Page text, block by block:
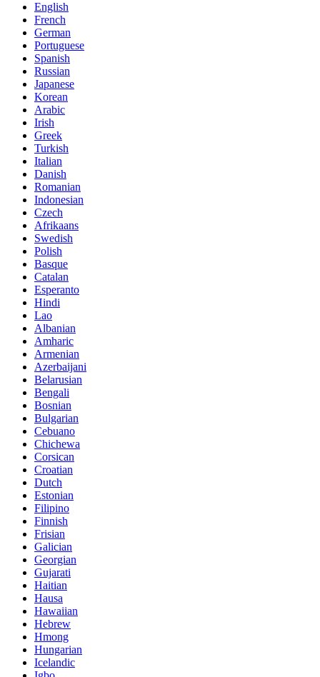
English
French
German
Portuguese
Spanish
Russian
Japanese
Korean
Arabic
Irish
Greek
Turkish
Italian
Danish
Romanian
Indonesian
Czech
Afrikaans
Swedish
Polish
Basque
Catalan
Esperanto
Hindi
Lao
Albanian
Amharic
Armenian
Azerbaijani
Belarusian
Bengali
Bosnian
Bulgarian
Cebuano
Chichewa
Corsican
Croatian
Dutch
Estonian
Filipino
Finnish
Frisian
Galician
Georgian
Gujarati
Haitian
Hausa
Hawaiian
Hebrew
Hmong
Hungarian
Icelandic